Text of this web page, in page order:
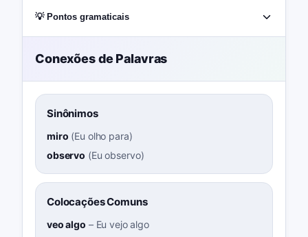
💡 Pontos gramaticais
Conexões de Palavras
Sinônimos
miro (Eu olho para)
observo (Eu observo)
Colocações Comuns
veo algo – Eu vejo algo